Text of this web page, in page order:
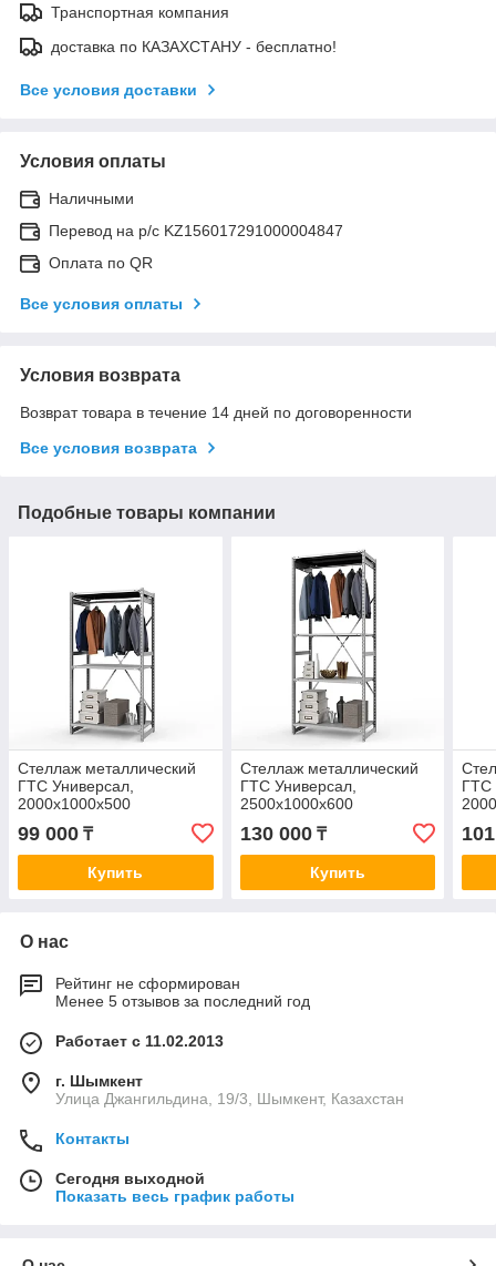
Транспортная компания
доставка по КАЗАХСТАНУ - бесплатно!
Все условия доставки
Условия оплаты
Наличными
Перевод на р/с KZ156017291000004847
Оплата по QR
Все условия оплаты
Условия возврата
Возврат товара в течение 14 дней по договоренности
Все условия возврата
Подобные товары компании
Стеллаж металлический
ГТС Универсал,
2000x1000x500
мм.Штанги: 1шт. Полки:
метал. усил. 3 шт. (ТСУ
20100532ш1)
99 000 ₸
Купить
Стеллаж металлический
ГТС Универсал,
2500x1000x600
мм.Штанги: 1шт. Полки:
метал. усил. 4 шт. (ТСУ
25100642ш1)
130 000₸
Купить
ГТС
О нас
Рейтинг не сформирован
Менее 5 отзывов за последний год
Работает с 11.02.2013
г. Шымкент
Улица Джангильдина, 19/3, Шымкент, Казахстан
Контакты
Сегодня выходной
Показать весь график работы